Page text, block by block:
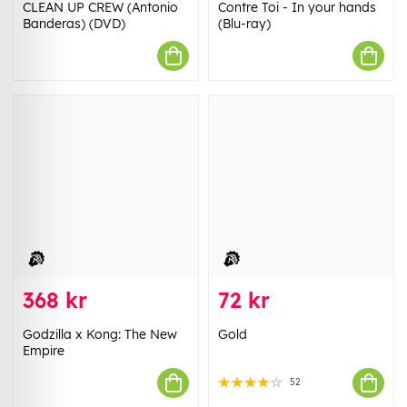
CLEAN UP CREW (Antonio
Banderas) (DVD)
Contre Toi - In your hands
(Blu-ray)
368 kr
Godzilla x Kong: The New
Empire
72 kr
Gold
52